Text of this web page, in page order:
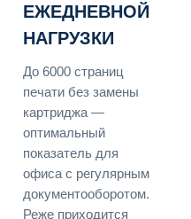
ЕЖЕДНЕВНОЙ
НАГРУЗКИ
До 6000 страниц
печати без замены
картриджа —
оптимальный
показатель для
офиса с регулярным
документооборотом.
Реже приходится